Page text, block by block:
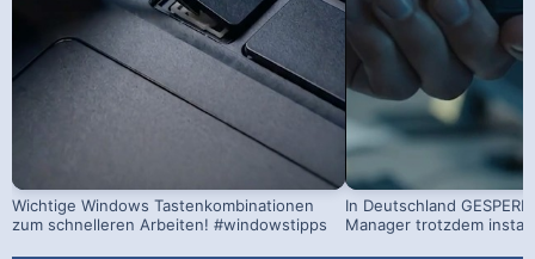
Wichtige Windows Tastenkombinationen
zum schnelleren Arbeiten! #windowstipps
In Deutschland
Manager trotzdem